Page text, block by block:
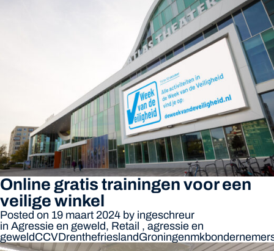
Online gratis trainingen voor een
veilige winkel
Posted on 19 maart 2024 by ingeschreur
in Agressie en geweld, Retail , agressie en
geweldCCVDrenthefrieslandGroningenmkb